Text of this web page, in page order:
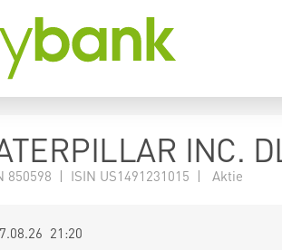
INC.
850598 | ISIN US1491231015 | Aktie
21:20